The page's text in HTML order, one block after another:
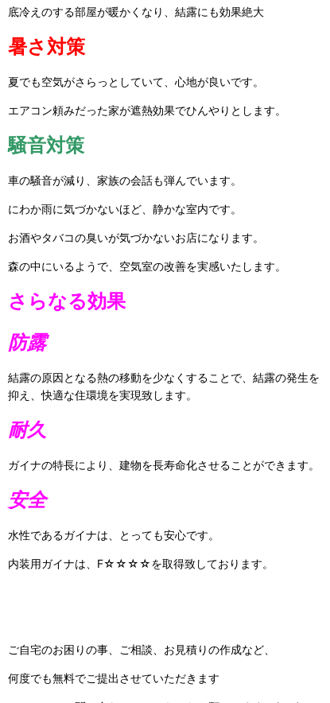
底冷えのする部屋が暖かくなり、結露にも効果絶大
暑さ対策
夏でも空気がさらっとしていて、心地が良いです。
エアコン頼みだった家が遮熱効果でひんやりとします。
騒音対策
車の騒音が減り、家族の会話も弾んでいます。
にわか雨に気づかないほど、静かな室内です。
お酒やタバコの臭いが気づかないお店になります。
森の中にいるようで、空気室の改善を実感いたします。
さらなる効果
防露
結露の原因となる熱の移動を少なくすることで、結露の発生を
抑え、快適な住環境を実現致します。
耐久
ガイナの特長により、建物を長寿命化させることができます。
安全
水性であるガイナは、とっても安心です。
内装用ガイナは、F☆☆☆☆を取得致しております。
ご自宅のお困りの事、ご相談、お見積りの作成など、
何度でも無料でご提出させていただきます